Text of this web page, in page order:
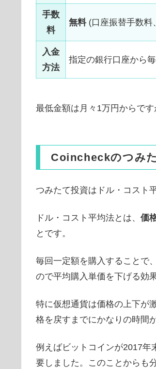
手数
料
無料(口座振替手数料
入金
方法
指定の銀行口座から
最低金額は月々1万円からで
Coincheckのつみ
つみたて投資はドル・コスト
ドル・コスト平均法とは、 価
とです。
毎回一定額を購入することで
ので平均購入単価を下げる効
特に仮想通貨は価格の上下が
格を戻すまでにかなりの時間
例えばビットコインが2017年
要しました。このことからも